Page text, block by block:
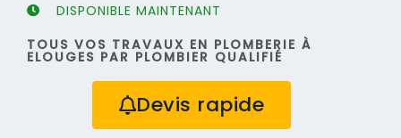
DISPONIBLE MAINTENANT
TOUS VOS TRAVAUX EN PLOMBERIE À
ELOUGES PAR PLOMBIER QUALIFIÉ
Devis rapide